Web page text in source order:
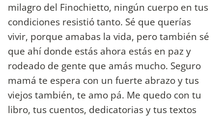
milagro del Finochietto, ningún cuerpo en tus
condiciones resistió tanto. Sé que querías
vivir, porque amabas la vida, pero también sé
que ahí donde estás ahora estás en paz y
rodeado de gente que amás mucho. Seguro
mamá te espera con un fuerte abrazo y tus
viejos también, te amo pá. Me quedo con tu
libro, tus cuentos, dedicatorias y tus textos